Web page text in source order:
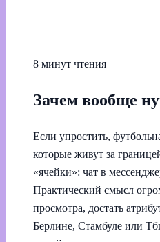
8 минут чтения
Зачем вообще
Если упростить,
которые живут за
«ячейки»: чат в
Практический смысл
просмотра, достать
Берлине, Стамбуле или